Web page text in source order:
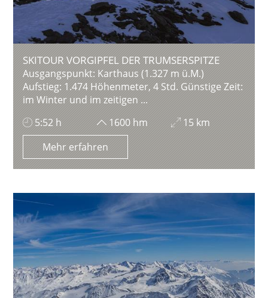
SKITOUR VORGIPFEL DER TRUMSERSPITZE
Ausgangspunkt: Karthaus (1.327 m ü.M.)
Aufstieg: 1.474 Höhenmeter, 4 Std. Günstige Zeit:
im Winter und im zeitigen ...
5:52 h
1600 hm
15 km
Mehr erfahren